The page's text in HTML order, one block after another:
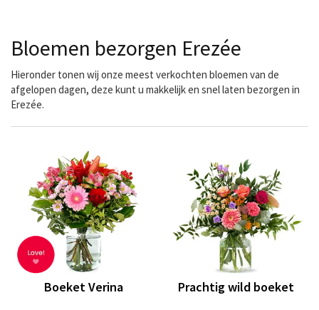
Bloemen bezorgen Erezée
Hieronder tonen wij onze meest verkochten bloemen van de
afgelopen dagen, deze kunt u makkelijk en snel laten bezorgen in
Erezée.
Boeket Verina Prachtig wild boeket